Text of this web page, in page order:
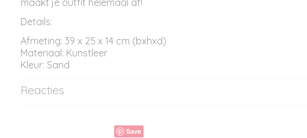
maakt je outfit helemaal af!
Details:
Afmeting: 39 x 25 x 14 cm (bxhxd)
Materiaal: Kunstleer
Kleur: Sand
Reacties
Save